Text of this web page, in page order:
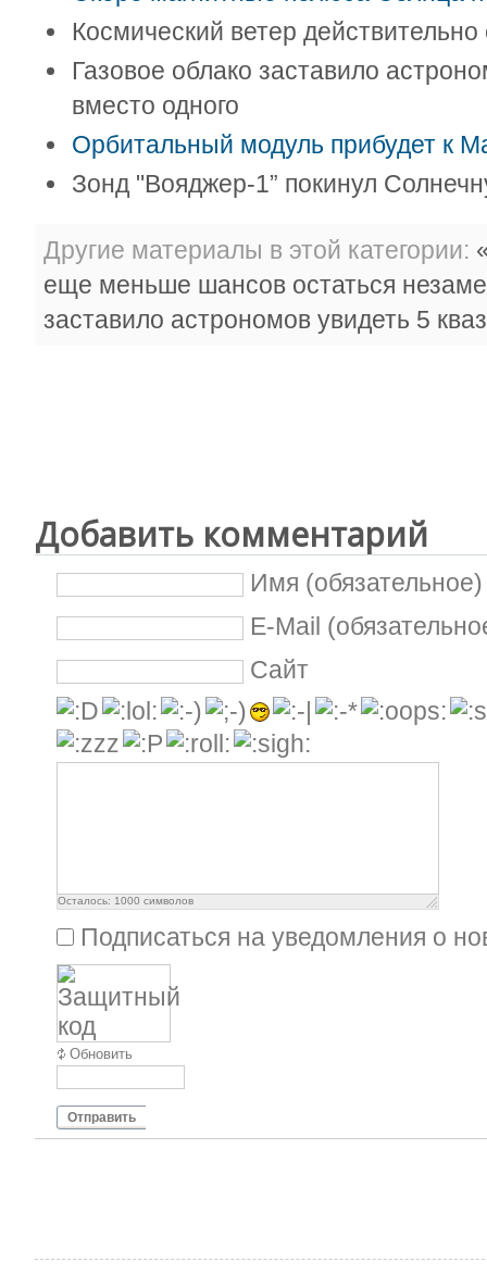
Космический ветер
Газовое облако заставило
вместо одного
Орбитальный модуль прибудет к
Зонд "Вояджер-1” покинул
Другие материалы в этой категории:
еще меньше шансов остаться
заставило астрономов увидеть 5
Добавить комментарий
Имя (обязательное)
E-Mail
Сайт
Осталось: 1000 символов
Подписаться на уведомления о
Обновить
Отправить